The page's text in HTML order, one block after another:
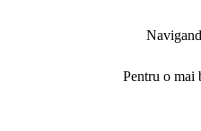
Pentru o mai